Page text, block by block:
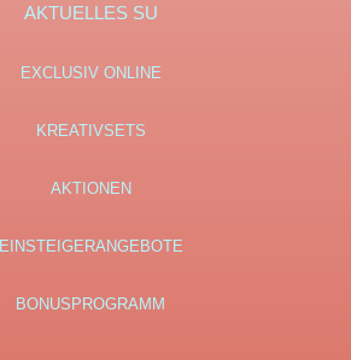
AKTUELLES SU
EXCLUSIV ONLINE
KREATIVSETS
AKTIONEN
EINSTEIGERANGEBOTE
BONUSPROGRAMM